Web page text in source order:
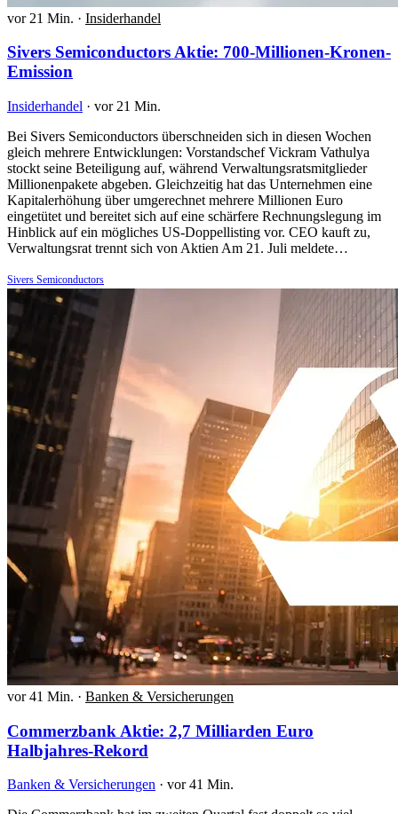
vor 21 Min. · Insiderhandel
Sivers Semiconductors Aktie: 700-Millionen-Kronen-
Emission
Insiderhandel · vor 21 Min.
Bei Sivers Semiconductors überschneiden sich in diesen Wochen
gleich mehrere Entwicklungen: Vorstandschef Vickram Vathulya
stockt seine Beteiligung auf, während Verwaltungsratsmitglieder
Millionenpakete abgeben. Gleichzeitig hat das Unternehmen eine
Kapitalerhöhung über umgerechnet mehrere Millionen Euro
eingetütet und bereitet sich auf eine schärfere Rechnungslegung im
Hinblick auf ein mögliches US-Doppellisting vor. CEO kauft zu,
Verwaltungsrat trennt sich von Aktien Am 21. Juli meldete…
Sivers Semiconductors
vor 41 Min. · Banken & Versicherungen
Commerzbank Aktie: 2,7 Milliarden Euro
Halbjahres-Rekord
Banken & Versicherungen · vor 41 Min.